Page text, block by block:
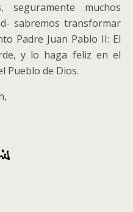
muchos
sabremos transformar
Padre Juan Pablo II: El
y lo haga feliz en el
Pueblo de Dios.